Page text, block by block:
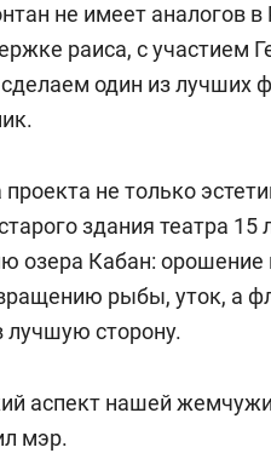
не имеет аналогов в
раиса, с участием
один из лучших
не только
здания театра 15
озера Кабан:
рыбы, уток, а
лучшую сторону.
аспект нашей
мэр.